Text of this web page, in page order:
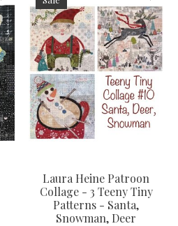
Laura Heine Patroon
Collage - 3 Teeny Tiny
Patterns - Santa,
Snowman, Deer